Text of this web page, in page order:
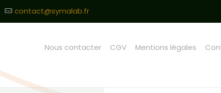
contact@symalab.fr
Nous contacter CGV Mentions légales